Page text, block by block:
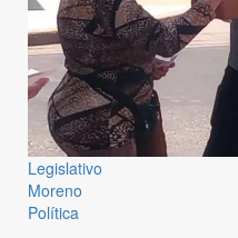
Legislativo
Moreno
Política